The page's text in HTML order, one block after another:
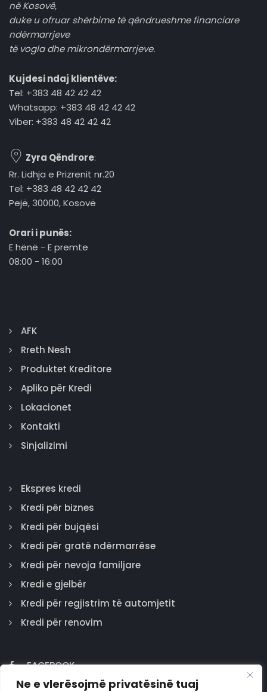
Ne e vlerësojmë privatësinë tuaj
në Kosovë,
duke u ofruar shërbime të qëndrueshme financiare
ndërmarrjeve
të vogla dhe mikrondërmarrjeve.
Kujdesi ndaj klientëve:
Tel: +383 48 42 42 42
Whatsapp: +383 48 42 42 42
Viber: +383 48 42 42 42
Zyra Qëndrore:
Rr. Lidhja e Prizrenit nr.20
Tel: +383 48 42 42 42
Pejë, 30000, Kosovë
Orari i punës:
E hënë - E premte
08:00 - 16:00
AFK
Rreth Nesh
Produktet Kreditore
Apliko për Kredi
Lokacionet
Kontakti
Sinjalizimi
Ekspres kredi
Kredi për biznes
Kredi për bujqësi
Kredi për gratë ndërmarrëse
Kredi për nevoja familjare
Kredi e gjelbër
Kredi për regjistrim të automjetit
Kredi për renovim
FACEBOOK
GOOGLE